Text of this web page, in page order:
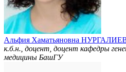
Альфия Хаматьяновна
к.б.н., доцент, доцент кафедры
медицины БашГУ